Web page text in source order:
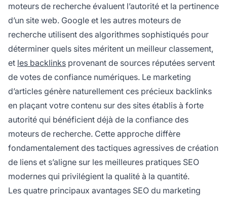
moteurs de recherche évaluent l’autorité et la pertinence
d’un site web. Google et les autres moteurs de
recherche utilisent des algorithmes sophistiqués pour
déterminer quels sites méritent un meilleur classement,
et les backlinks provenant de sources réputées servent
de votes de confiance numériques. Le marketing
d’articles génère naturellement ces précieux backlinks
en plaçant votre contenu sur des sites établis à forte
autorité qui bénéficient déjà de la confiance des
moteurs de recherche. Cette approche diffère
fondamentalement des tactiques agressives de création
de liens et s’aligne sur les meilleures pratiques SEO
modernes qui privilégient la qualité à la quantité.
Les quatre principaux avantages SEO du marketing